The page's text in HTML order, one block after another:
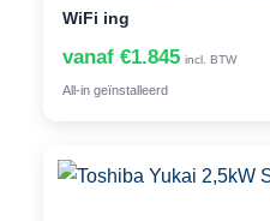
WiFi ing
vanaf €1.845 incl. BTW
All-in geïnstalleerd